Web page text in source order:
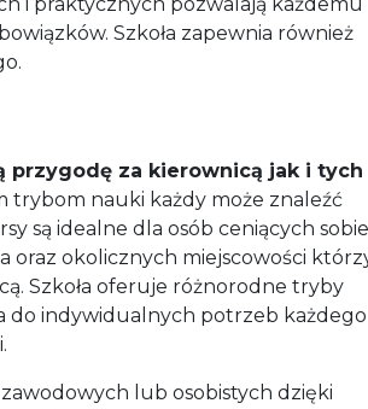
Szkoła zapewnia również
przygodę za kierownicą jak i tych
trybom nauki każdy może znaleźć
są idealne dla osób ceniących sobie
oraz okolicznych miejscowości
Szkoła oferuje różnorodne tryby
do indywidualnych potrzeb każdego
lub osobistych dzięki